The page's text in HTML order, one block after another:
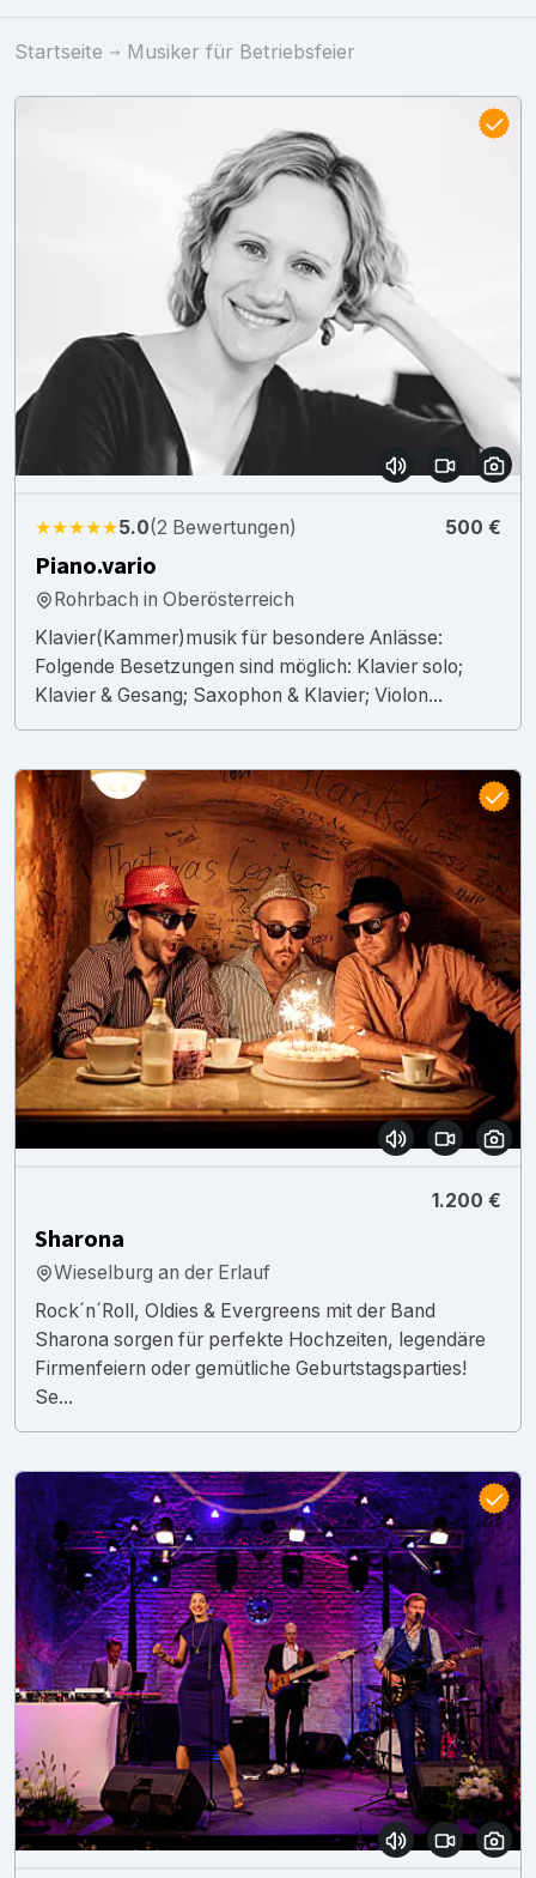
Startseite Musiker für Betriebsfeier
★★★★★5.0(2 Bewertungen) 500 €
Piano.vario
Rohrbach in Oberösterreich
Klavier(Kammer)musik für besondere Anlässe:
Folgende Besetzungen sind möglich: Klavier solo;
Klavier & Gesang; Saxophon & Klavier; Violon...
1.200 €
Sharona
Wieselburg an der Erlauf
Rock´n´Roll, Oldies & Evergreens mit der Band
Sharona sorgen für perfekte Hochzeiten, legendäre
Firmenfeiern oder gemütliche Geburtstagsparties!
Se...